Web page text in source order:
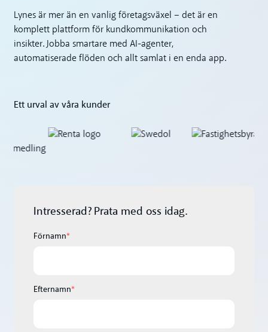
Lynes är mer än en vanlig företagsväxel – det är en
komplett plattform för kundkommunikation och
insikter. Jobba smartare med AI-agenter,
automatiserade flöden och allt samlat i en enda app.
Ett urval av våra kunder
Intresserad? Prata med oss idag.
Förnamn*
Efternamn*